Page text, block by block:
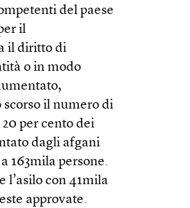
del paese
il
il diritto di
o in modo
scorso il numero di
per cento dei
dagli afgani
163mila persone.
l’asilo con 41mila
approvate.